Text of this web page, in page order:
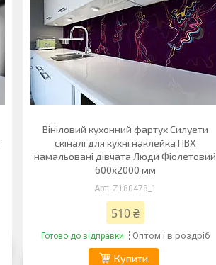
Вініловий кухонний фартух Силуети
скіналі для кухні наклейка ПВХ
намальовані дівчата Люди Фіолетовий
600х2000 мм
Z180478_1
510 ₴
Готово до відправки Оптом і в роздріб
Купити